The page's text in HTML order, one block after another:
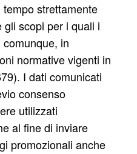
strettamente
scopi per i quali i
in
normative vigenti in
I dati comunicati
consenso
utilizzati
al fine di inviare
promozionali anche